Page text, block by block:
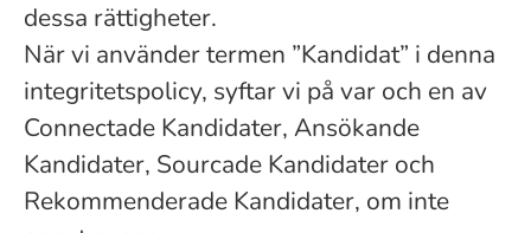
dessa rättigheter.
När vi använder termen ”Kandidat” i denna
integritetspolicy, syftar vi på var och en av
Connectade Kandidater, Ansökande
Kandidater, Sourcade Kandidater och
Rekommenderade Kandidater, om inte